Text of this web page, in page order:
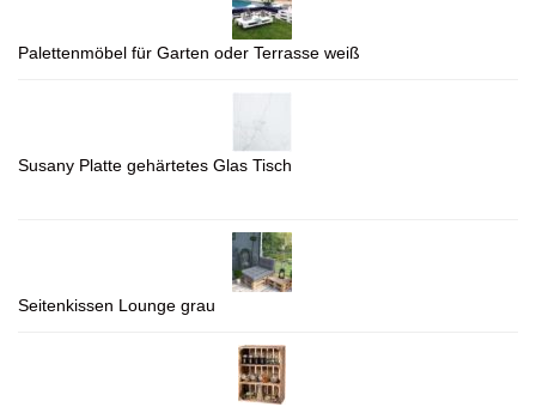
Palettenmöbel für Garten oder Terrasse weiß
Susany Platte gehärtetes Glas Tisch
Seitenkissen Lounge grau